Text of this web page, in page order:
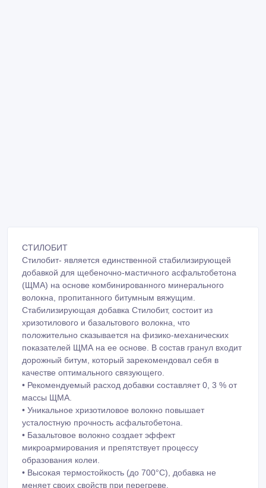
добавкой для щебеночно-мастичного асфальтобетона
(ЩМА) на основе комбинированного минерального
волокна, пропитанного битумным вяжущим.
Стабилизирующая добавка Стилобит, состоит из
хризотилового и базальтового волокна, что
положительно сказывается на физико-механических
показателей ЩМА на ее основе. В состав гранул входит
дорожный битум, который зарекомендовал себя в
качестве оптимального связующего.
• Рекомендуемый расход добавки составляет 0, 3 % от
массы ЩМА.
• Уникальное хризотиловое волокно повышает
усталостную прочность асфальтобетона.
• Базальтовое волокно создает эффект
микроармирования и препятствует процессу
образования колеи.
• Высокая термостойкость (до 700°С), добавка не
меняет своих свойств при перегреве.